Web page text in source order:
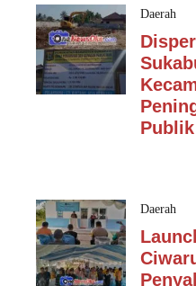
Daerah
Publik
Daerah